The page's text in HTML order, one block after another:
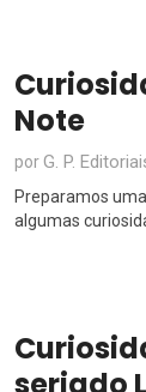
Note
porG. P.
Preparamos
algumas